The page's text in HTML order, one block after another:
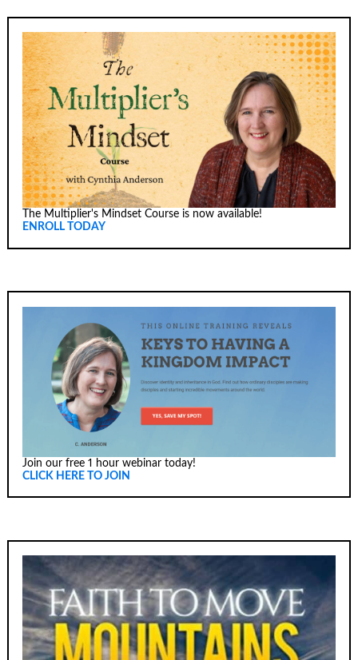
The Multiplier's Mindset Course is now available!
ENROLL TODAY
Join our free 1 hour webinar today!
CLICK HERE TO JOIN